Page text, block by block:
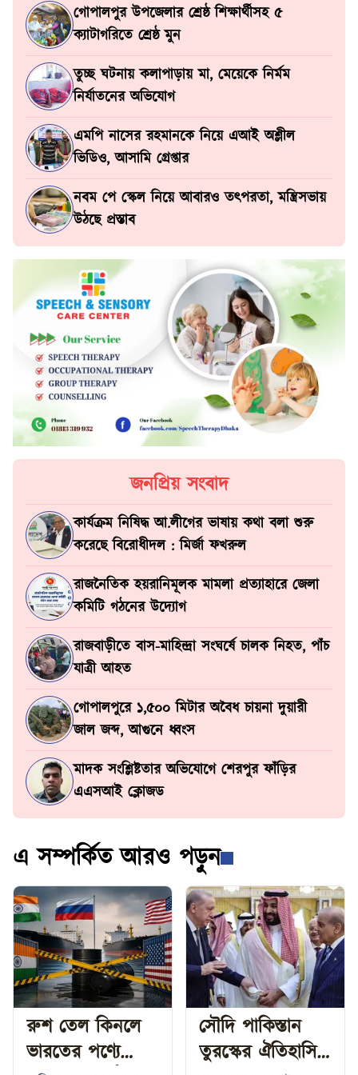
গোপালপুর উপজেলার শ্রেষ্ঠ শিক্ষার্থীসহ ৫
ক্যাটাগরিতে শ্রেষ্ঠ মুন
তুচ্ছ ঘটনায় কলাপাড়ায় মা, মেয়েকে নির্মম
নির্যাতনের অভিযোগ
এমপি নাসের রহমানকে নিয়ে এআই অশ্লীল
ভিডিও, আসামি গ্রেপ্তার
নবম পে স্কেল নিয়ে আবারও তৎপরতা, মন্ত্রিসভায়
উঠছে প্রস্তাব
জনপ্রিয় সংবাদ
কার্যক্রম নিষিদ্ধ আ.লীগের ভাষায় কথা বলা শুরু
করেছে বিরোধীদল : মির্জা ফখরুল
রাজনৈতিক হয়রানিমূলক মামলা প্রত্যাহারে জেলা
কমিটি গঠনের উদ্যোগ
রাজবাড়ীতে বাস-মাহিন্দ্রা সংঘর্ষে চালক নিহত, পাঁচ
যাত্রী আহত
গোপালপুরে ১,৫০০ মিটার অবৈধ চায়না দুয়ারী
জাল জব্দ, আগুনে ধ্বংস
মাদক সংশ্লিষ্টতার অভিযোগে শেরপুর ফাঁড়ির
এএসআই ক্লোজড
এ সম্পর্কিত আরও পড়ুন
রুশ তেল কিনলে
ভারতের পণ্যে
সৌদি পাকিস্তান
তুরস্কের ঐতিহাসিক